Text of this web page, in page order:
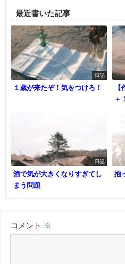
最近書いた記事
日記
１歳が来たぞ！気をつけろ！
＋
日記
酒で気が大きくなりすぎてし
まう問題
抱
コメント ※